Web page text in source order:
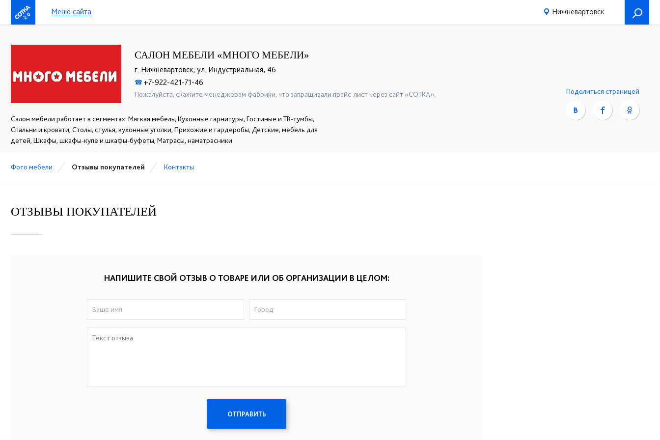
2.0 Меню сайта Нижневартовск
САЛОН МЕБЕЛИ «МНОГО МЕБЕЛИ»
г. Нижневартовск, ул. Индустриальная, 46
☎+7-922-421-71-46
Пожалуйста, скажите менеджерам фабрики, что запрашивали прайс-лист через сайт «СОТКА».
Салон мебели работает в сегментах: Мягкая мебель, Кухонные гарнитуры, Гостиные и ТВ-тумбы,
Спальни и кровати, Столы, стулья, кухонные уголки, Прихожие и гардеробы, Детские, мебель для
детей, Шкафы, шкафы-купе и шкафы-буфеты, Матрасы, наматрасники
Поделиться страницей
Фото мебели Отзывы покупателей Контакты
ОТЗЫВЫ ПОКУПАТЕЛЕЙ
НАПИШИТЕ СВОЙ ОТЗЫВ О ТОВАРЕ ИЛИ ОБ ОРГАНИЗАЦИИ В ЦЕЛОМ:
ОТПРАВИТЬ